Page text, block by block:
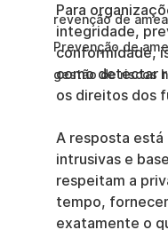
revenção de
Prevenção de
gestão de riscos
Para
integridade,
conformidade,
como detectar
os direitos dos
A resposta está
intrusivas e
respeitam a
tempo,
exatamente o